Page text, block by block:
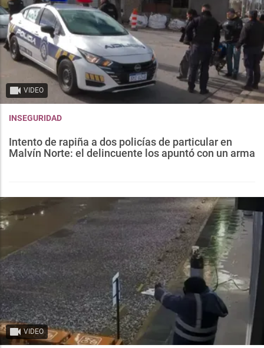
VIDEO
INSEGURIDAD
Intento de rapiña a dos policías de particular en
Malvín Norte: el delincuente los apuntó con un arma
VIDEO